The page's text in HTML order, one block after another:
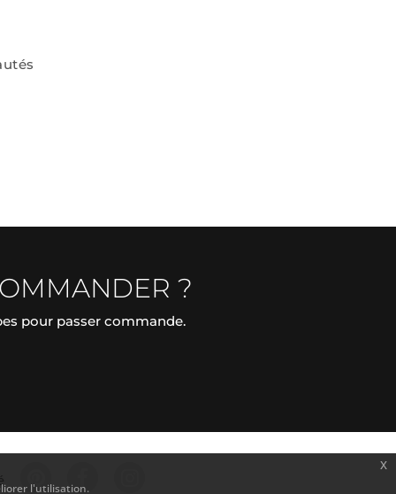
?
pour passer commande.
l'utilisation.
x